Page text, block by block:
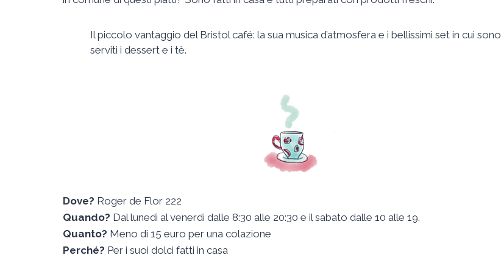
Il piccolo vantaggio del Bristol café: la sua musica d’atmosfera e i bellissimi set in cui sono
serviti i dessert e i tè.
Dove? Roger de Flor 222
Quando? Dal lunedì al venerdì dalle 8:30 alle 20:30 e il sabato dalle 10 alle 19.
Quanto? Meno di 15 euro per una colazione
Perché? Per i suoi dolci fatti in casa